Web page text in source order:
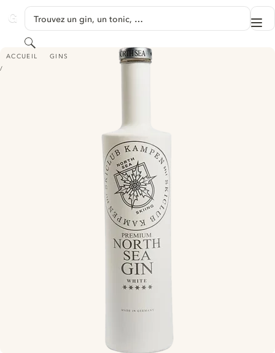
GINVENTORY
Trouvez un gin, un tonic, …
Rechercher
ACCUEIL GINS
SKICLUB KAMPEN NORTH SEA GIN